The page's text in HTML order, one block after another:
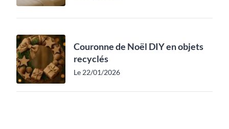
Couronne de Noël DIY en objets
recyclés
Le 22/01/2026